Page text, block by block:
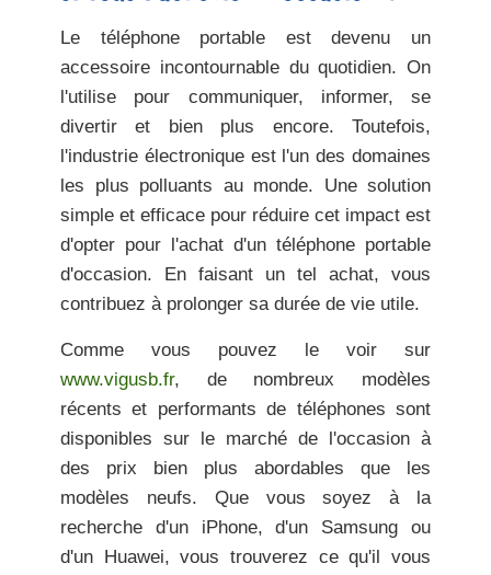
Le téléphone portable est devenu un
accessoire incontournable du quotidien. On
l'utilise pour communiquer, informer, se
divertir et bien plus encore. Toutefois,
l'industrie électronique est l'un des domaines
les plus polluants au monde. Une solution
simple et efficace pour réduire cet impact est
d'opter pour l'achat d'un téléphone portable
d'occasion. En faisant un tel achat, vous
contribuez à prolonger sa durée de vie utile.
Comme vous pouvez le voir sur
www.vigusb.fr, de nombreux modèles
récents et performants de téléphones sont
disponibles sur le marché de l'occasion à
des prix bien plus abordables que les
modèles neufs. Que vous soyez à la
recherche d'un iPhone, d'un Samsung ou
d'un Huawei, vous trouverez ce qu'il vous